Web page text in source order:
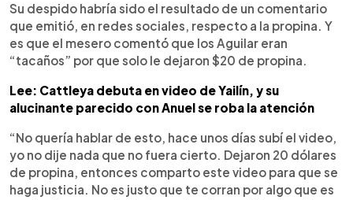
Su despido habría sido el resultado de un comentario
que emitió, en redes sociales, respecto a la propina. Y
es que el mesero comentó que los Aguilar eran
“tacaños” por que solo le dejaron $20 de propina.
Lee: Cattleya debuta en video de Yailín, y su
alucinante parecido con Anuel se roba la atención
“No quería hablar de esto, hace unos días subí el video,
yo no dije nada que no fuera cierto. Dejaron 20 dólares
de propina, entonces comparto este video para que se
haga justicia. No es justo que te corran por algo que es